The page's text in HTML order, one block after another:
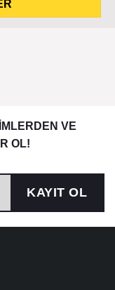
VE
OL!
KAYIT OL